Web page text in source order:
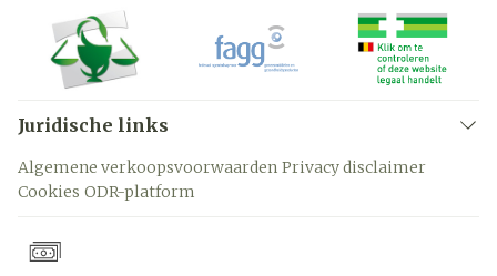
Juridische links
Algemene verkoopsvoorwaarden Privacy disclaimer
Cookies ODR-platform